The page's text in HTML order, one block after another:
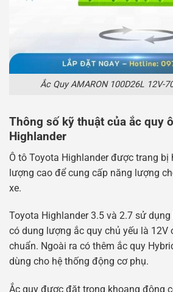
Ắc Quy AMARON 100D26L 12V-
Thông số kỹ thuật của ắc quy
Highlander
Ô tô Toyota Highlander được trang bị
lượng cao để cung cấp năng lượng
xe.
Toyota Highlander 3.5 và 2.7 sử
có dung lượng ắc quy chủ yếu là 12V
chuẩn. Ngoài ra có thêm ắc quy
dùng cho hệ thống động cơ phụ.
Ắc quy được đặt trong khoang động